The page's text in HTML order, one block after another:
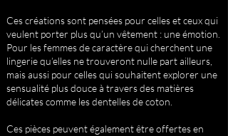
Ces créations sont pensées pour celles et ceux qui
veulent porter plus qu’un vêtement : une émotion.
Pour les femmes de caractère qui cherchent une
lingerie qu’elles ne trouveront nulle part ailleurs,
mais aussi pour celles qui souhaitent explorer une
sensualité plus douce à travers des matières
délicates comme les dentelles de coton.
Ces pièces peuvent également être offertes en